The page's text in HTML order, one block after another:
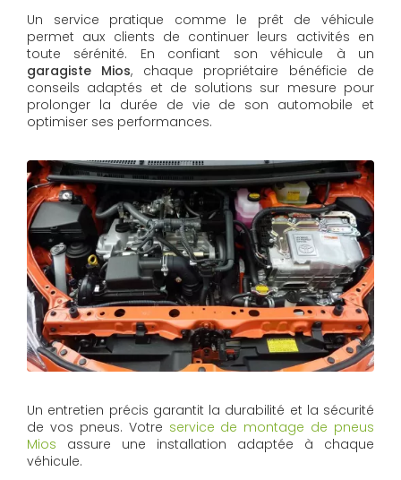
Un service pratique comme le prêt de véhicule
permet aux clients de continuer leurs activités en
toute sérénité. En confiant son véhicule à un
garagiste Mios, chaque propriétaire bénéficie de
conseils adaptés et de solutions sur mesure pour
prolonger la durée de vie de son automobile et
optimiser ses performances.
Un entretien précis garantit la durabilité et la sécurité
de vos pneus. Votre service de montage de pneus
Mios assure une installation adaptée à chaque
véhicule.